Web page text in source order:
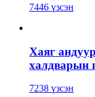
7446 үзсэн
Хаяг
халдварын
7238 үзсэн